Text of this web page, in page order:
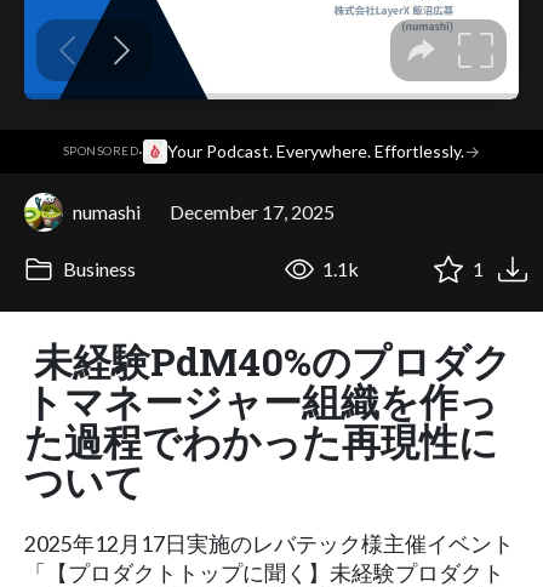
SPONSORED· Your Podcast. Everywhere. Effortlessly.→
numashi December 17, 2025
Business 1.1k 1
未経験PdM40%のプロダク
トマネージャー組織を作っ
た過程でわかった再現性に
ついて
2025年12月17日実施のレバテック様主催イベント
「【プロダクトトップに聞く】未経験プロダクト